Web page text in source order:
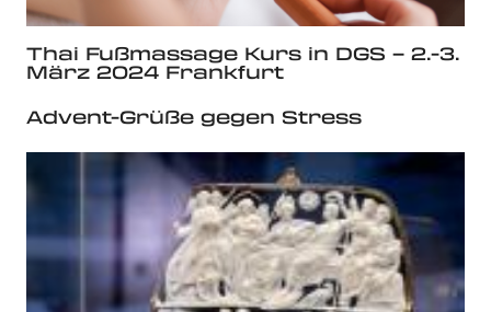
Thai Fußmassage Kurs in DGS – 2.-3.
März 2024 Frankfurt
Advent-Grüße gegen Stress